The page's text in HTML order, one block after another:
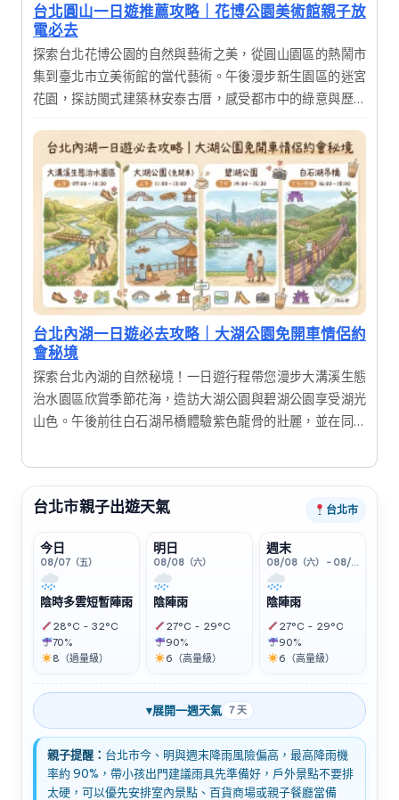
台北圓山一日遊推薦攻略｜花博公園美術館親子放
電必去
探索台北花博公園的自然與藝術之美，從圓山園區的熱鬧市
集到臺北市立美術館的當代藝術。午後漫步新生園區的迷宮
花園，探訪閩式建築林安泰古厝，感受都市中的綠意與歷史
台北內湖一日遊必去攻略｜大湖公園免開車情侶約
會秘境
探索台北內湖的自然秘境！一日遊行程帶您漫步大溝溪生態
治水園區欣賞季節花海，造訪大湖公園與碧湖公園享受湖光
山色。午後前往白石湖吊橋體驗紫色龍骨的壯麗，並在同心
輕鬆踏青之旅，讓您在城市近郊也能享受滿滿芬多精。
台北市親子出遊天氣 台北市
今日
08/07（五）
陰時多雲短暫陣雨
28°C - 32°C
70%
8（過量級）
明日
08/08（六）
陰陣雨
27°C - 29°C
90%
6（高量級）
週末
08/08（六） - 08/09（日）
陰陣雨
27°C - 29°C
90%
6（高量級）
▾展開一週天氣 7 天
親子提醒： 台北市今、明與週末降雨風險偏高，最高降雨機
率約 90%，帶小孩出門建議雨具先準備好，戶外景點不要排
太硬，可以優先安排室內景點、百貨商場或親子餐廳當備